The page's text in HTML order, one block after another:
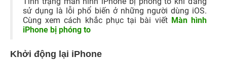
sử dụng là lỗi phổ biến ở những người dùng iOS.
Cùng xem cách khắc phục tại bài viết Màn hình
iPhone bị phóng to
Khởi động lại iPhone